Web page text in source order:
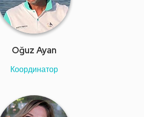
Oğuz Ayan
Координатор